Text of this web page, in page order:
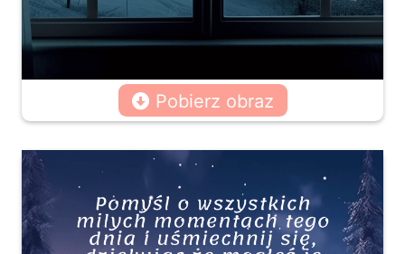
Pobierz obraz